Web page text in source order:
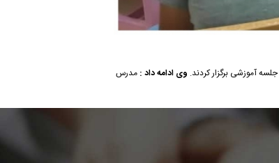
وی ادامه داد : مدرس